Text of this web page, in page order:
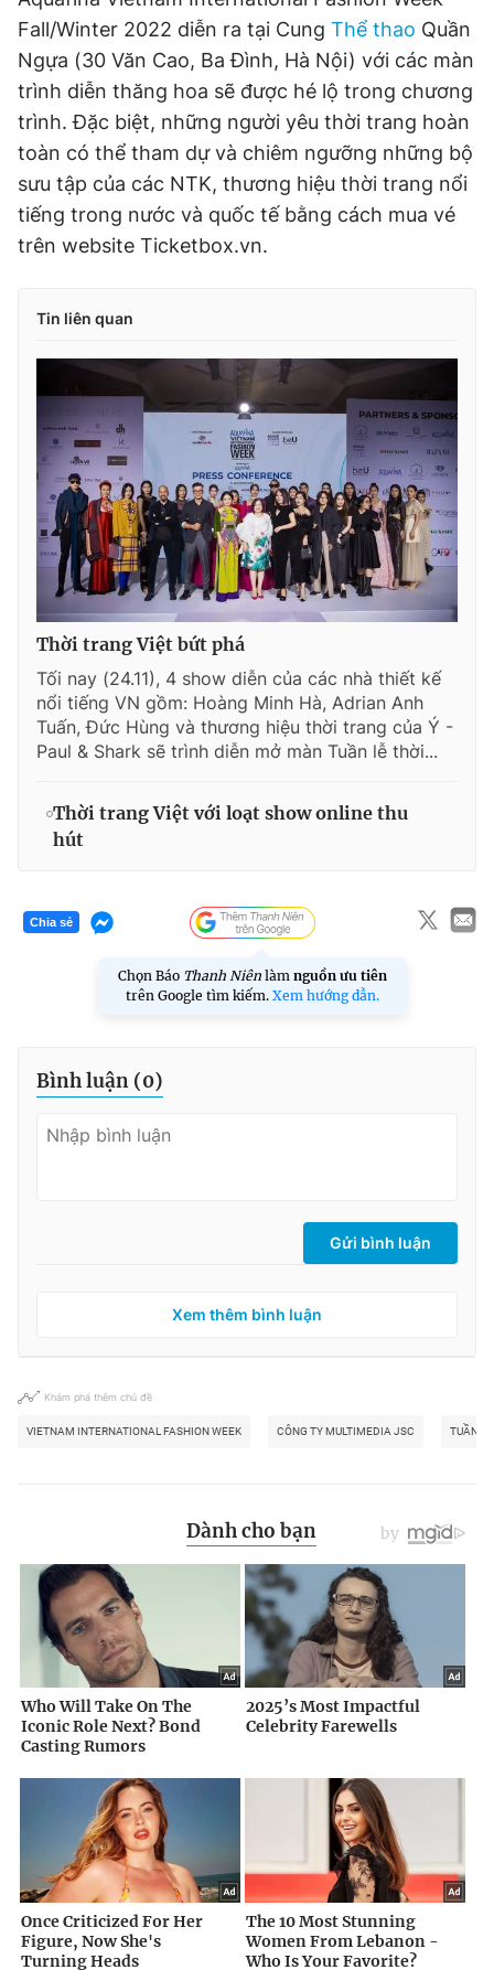
Fall/Winter 2022 diễn ra tại Cung Thể thao Quần
Ngựa (30 Văn Cao, Ba Đình, Hà Nội) với các màn
trình diễn thăng hoa sẽ được hé lộ trong chương
trình. Đặc biệt, những người yêu thời trang hoàn
toàn có thể tham dự và chiêm ngưỡng những bộ
sưu tập của các NTK, thương hiệu thời trang nổi
tiếng trong nước và quốc tế bằng cách mua vé
trên website Ticketbox.vn.
Tin liên quan
Thời trang Việt bứt phá
Tối nay (24.11), 4 show diễn của các nhà thiết kế
nổi tiếng VN gồm: Hoàng Minh Hà, Adrian Anh
Tuấn, Đức Hùng và thương hiệu thời trang của Ý -
Paul & Shark sẽ trình diễn mở màn Tuần lễ thời...
Thời trang Việt với loạt show online thu
hút
Chia sẻ
Chọn Báo Thanh Niên làm nguồn ưu tiên
trên Google tìm kiếm. Xem hướng dẫn.
Bình luận (0)
Gửi bình luận
Xem thêm bình luận
Khám phá thêm chủ đề
VIETNAM INTERNATIONAL FASHION WEEK CÔNG TY MULTIMEDIA JSC TUẦN